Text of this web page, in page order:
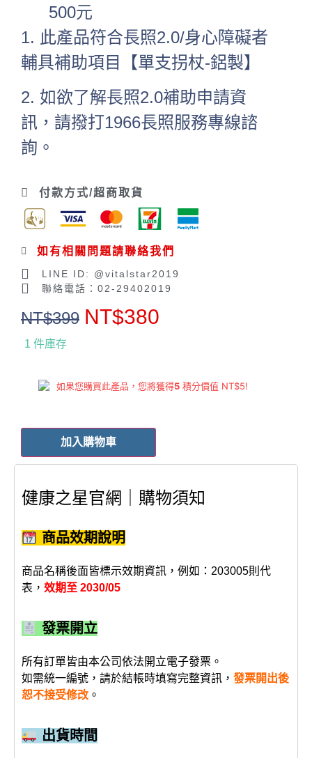
500元
1. 此產品符合長照2.0/身心障礙者
輔具補助項目【單支拐杖-鋁製】
2. 如欲了解長照2.0補助申請資
訊，請撥打1966長照服務專線諮
詢。
付款方式/超商取貨
如有相關問題請聯絡我們
LINE ID: @vitalstar2019
聯絡電話：02-29402019
NT$399 NT$380
1 件庫存
如果您購買此產品，您將獲得5 積分價值 NT$5!
加入購物車
健康之星官網｜購物須知
商品效期說明
商品名稱後面皆標示效期資訊，例如：203005則代
表， 效期至 2030/05
發票開立
所有訂單皆由本公司依法開立電子發票。
如需統一編號，請於結帳時填寫完整資訊， 發票開出後
恕不接受修改 。
出貨時間